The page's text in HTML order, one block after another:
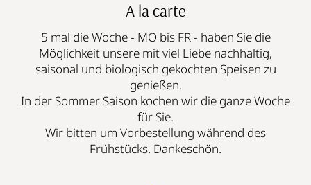
A la carte
5 mal die Woche - MO bis FR - haben Sie die
Möglichkeit unsere mit viel Liebe nachhaltig,
saisonal und biologisch gekochten Speisen zu
genießen.
In der Sommer Saison kochen wir die ganze Woche
für Sie.
Wir bitten um Vorbestellung während des
Frühstücks. Dankeschön.